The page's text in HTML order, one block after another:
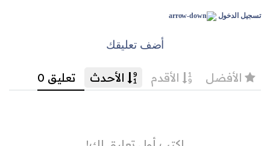
تسجيل الدخول
أضف تعليقك